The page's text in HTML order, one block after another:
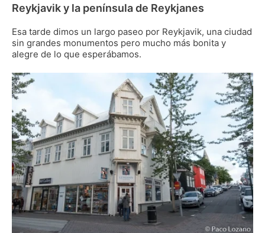
Reykjavik y la península de Reykjanes
Esa tarde dimos un largo paseo por Reykjavik, una ciudad
sin grandes monumentos pero mucho más bonita y
alegre de lo que esperábamos.